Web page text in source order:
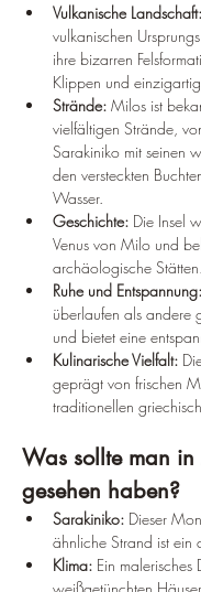
Vulkanische Landschaft:
vulkanischen
ihre bizarren
Klippen und
Strände: Milos ist
vielfältigen Strände,
Sarakiniko mit seinen
den versteckten
Wasser.
Geschichte: Die Insel
Venus von Milo und
archäologische Stätten.
Ruhe und Entspannung:
überlaufen als andere
und bietet eine
Kulinarische Vielfalt:
geprägt von frischen
traditionellen
Was sollte man
gesehen haben?
Sarakiniko: Dieser
ähnliche Strand ist ein
Klima: Ein malerisches
weißgetünchten